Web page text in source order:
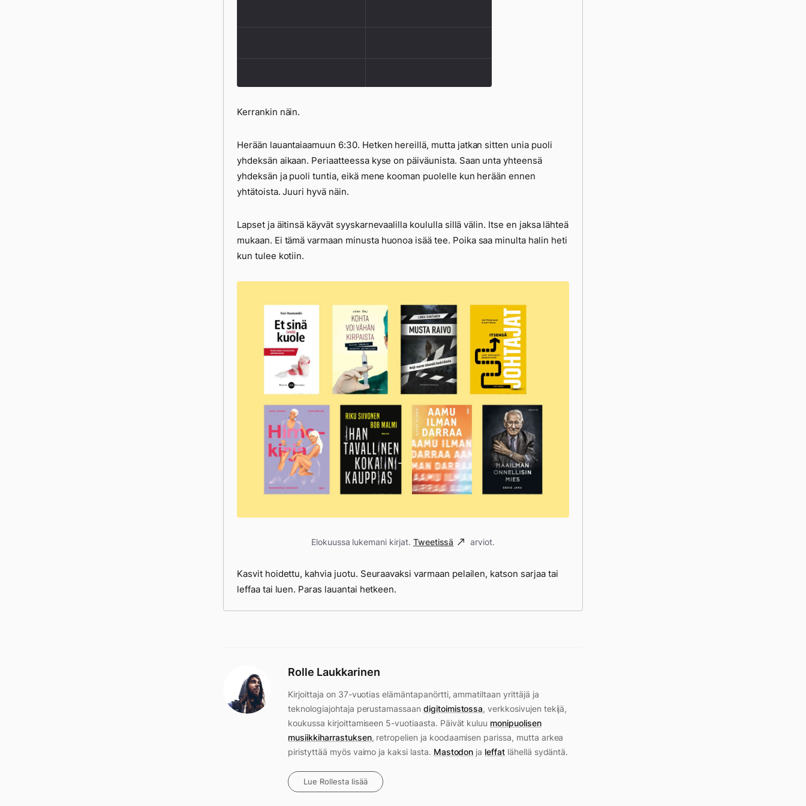
Kerrankin näin.
Herään lauantaiaamuun 6:30. Hetken hereillä, mutta jatkan sitten unia puoli
yhdeksän aikaan. Periaatteessa kyse on päiväunista. Saan unta yhteensä
yhdeksän ja puoli tuntia, eikä mene kooman puolelle kun herään ennen
yhtätoista. Juuri hyvä näin.
Lapset ja äitinsä käyvät syyskarnevaalilla koululla sillä välin. Itse en jaksa lähteä
mukaan. Ei tämä varmaan minusta huonoa isää tee. Poika saa minulta halin heti
kun tulee kotiin.
Elokuussa lukemani kirjat. Tweetissä arviot.
Kasvit hoidettu, kahvia juotu. Seuraavaksi varmaan pelailen, katson sarjaa tai
leffaa tai luen. Paras lauantai hetkeen.
Rolle Laukkarinen
Kirjoittaja on 37-vuotias elämäntapanörtti, ammatiltaan yrittäjä ja
teknologiajohtaja perustamassaan digitoimistossa, verkkosivujen tekijä,
koukussa kirjoittamiseen 5-vuotiaasta. Päivät kuluu monipuolisen
musiikkiharrastuksen, retropelien ja koodaamisen parissa, mutta arkea
piristyttää myös vaimo ja kaksi lasta. Mastodon ja leffatlähellä sydäntä.
Lue Rollesta lisää